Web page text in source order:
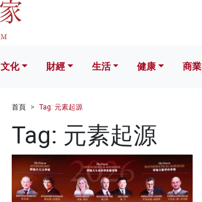
文化 財經 生活 健康 商業
首頁 Tag: 元素起源
Tag: 元素起源